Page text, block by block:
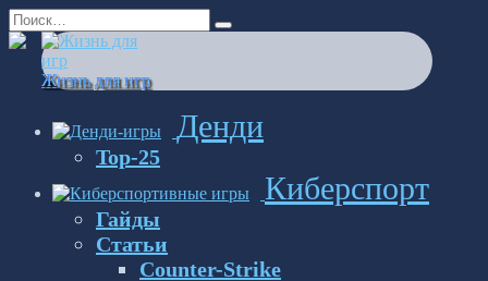
Перейти
к
содержанию
Search
for:
Жизнь для игр
Денди
Top-25
Киберспорт
Гайды
Статьи
Counter-Strike